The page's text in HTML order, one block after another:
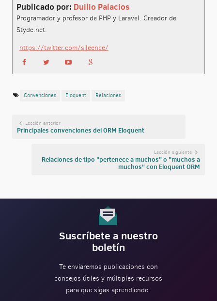
Publicado por: Duilio Palacios
Programador y profesor de PHP y Laravel. Creador de
Styde.net.
https://twitter.com/sileence/
Convenciones Eloquent Relaciones
Lección anterior
Principales convenciones del ORM Eloquent
Lección siguiente
Relaciones de tipo "pertenece a muchos" o "muchos a
muchos" con Eloquent ORM
Suscríbete a nuestro
boletín
Te enviaremos publicaciones con
consejos útiles y múltiples recursos
para que sigas aprendiendo.